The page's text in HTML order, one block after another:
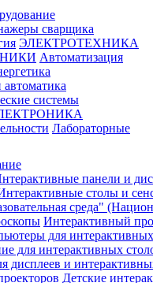
сварщика
ЭЛЕКТРОТЕХНИКА
Автоматизация
системы
Лабораторные
панели и
столы и
среда"
Интерактивный
для
для интерактивных
дисплеев и
Детские